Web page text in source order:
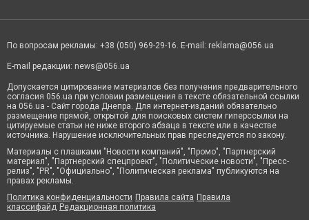
По вопросам рекламы: +38 (050) 969-29-16. E-mail: reklama@056.ua
E-mail редакции: news@056.ua
Допускается цитирование материалов без получения предварительного
согласия 056.ua при условии размещения в тексте обязательной ссылки
на 056.ua - Сайт города Днепра. Для интернет-изданий обязательно
размещение прямой, открытой для поисковых систем гиперссылки на
цитируемые статьи не ниже второго абзаца в тексте или в качестве
источника. Нарушение исключительных прав преследуется по закону.
Материалы с плашками "Новости компаний", "Промо", "Партнерский
материал", "Партнерский спецпроект", "Политические новости", "Пресс-
релиз", "PR", "Официально", "Политическая реклама" публикуются на
правах рекламы.
Политика конфиденциальности Правила сайта Правила
классифайд Редакционная политика